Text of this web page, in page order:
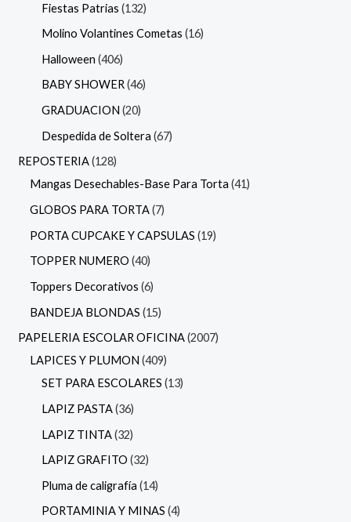
Fiestas Patrias 132
Molino Volantines Cometas 16
Halloween 406
BABY SHOWER 46
GRADUACION 20
Despedida de Soltera 67
REPOSTERIA 128
Mangas Desechables-Base Para Torta 41
GLOBOS PARA TORTA 7
PORTA CUPCAKE Y CAPSULAS 19
TOPPER NUMERO 40
Toppers Decorativos 6
BANDEJA BLONDAS 15
PAPELERIA ESCOLAR OFICINA 2007
LAPICES Y PLUMON 409
SET PARA ESCOLARES 13
LAPIZ PASTA 36
LAPIZ TINTA 32
LAPIZ GRAFITO 32
Pluma de caligrafía 14
PORTAMINIA Y MINAS 4